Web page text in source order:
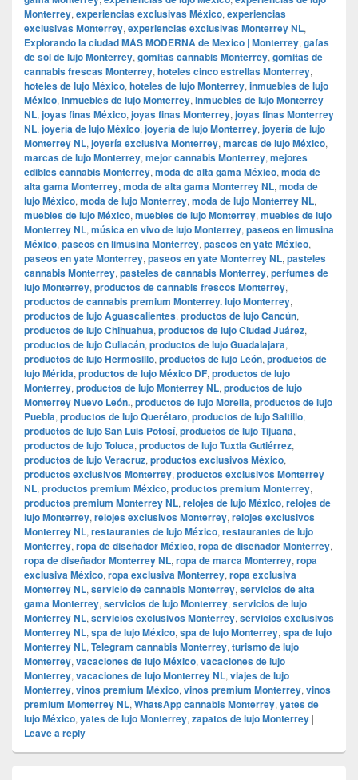
Monterrey, experiencias exclusivas México, experiencias
exclusivas Monterrey, experiencias exclusivas Monterrey NL,
Explorando la ciudad MÁS MODERNA de Mexico | Monterrey, gafas
de sol de lujo Monterrey, gomitas cannabis Monterrey, gomitas de
cannabis frescas Monterrey, hoteles cinco estrellas Monterrey,
hoteles de lujo México, hoteles de lujo Monterrey, inmuebles de lujo
México, inmuebles de lujo Monterrey, inmuebles de lujo Monterrey
NL, joyas finas México, joyas finas Monterrey, joyas finas Monterrey
NL, joyería de lujo México, joyería de lujo Monterrey, joyería de lujo
Monterrey NL, joyería exclusiva Monterrey, marcas de lujo México,
marcas de lujo Monterrey, mejor cannabis Monterrey, mejores
edibles cannabis Monterrey, moda de alta gama México, moda de
alta gama Monterrey, moda de alta gama Monterrey NL, moda de
lujo México, moda de lujo Monterrey, moda de lujo Monterrey NL,
muebles de lujo México, muebles de lujo Monterrey, muebles de lujo
Monterrey NL, música en vivo de lujo Monterrey, paseos en limusina
México, paseos en limusina Monterrey, paseos en yate México,
paseos en yate Monterrey, paseos en yate Monterrey NL, pasteles
cannabis Monterrey, pasteles de cannabis Monterrey, perfumes de
lujo Monterrey, productos de cannabis frescos Monterrey,
productos de cannabis premium Monterrey. lujo Monterrey,
productos de lujo Aguascalientes, productos de lujo Cancún,
productos de lujo Chihuahua, productos de lujo Ciudad Juárez,
productos de lujo Culiacán, productos de lujo Guadalajara,
productos de lujo Hermosillo, productos de lujo León, productos de
lujo Mérida, productos de lujo México DF, productos de lujo
Monterrey, productos de lujo Monterrey NL, productos de lujo
Monterrey Nuevo León., productos de lujo Morelia, productos de lujo
Puebla, productos de lujo Querétaro, productos de lujo Saltillo,
productos de lujo San Luis Potosí, productos de lujo Tijuana,
productos de lujo Toluca, productos de lujo Tuxtla Gutiérrez,
productos de lujo Veracruz, productos exclusivos México,
productos exclusivos Monterrey, productos exclusivos Monterrey
NL, productos premium México, productos premium Monterrey,
productos premium Monterrey NL, relojes de lujo México, relojes de
lujo Monterrey, relojes exclusivos Monterrey, relojes exclusivos
Monterrey NL, restaurantes de lujo México, restaurantes de lujo
Monterrey, ropa de diseñador México, ropa de diseñador Monterrey,
ropa de diseñador Monterrey NL, ropa de marca Monterrey, ropa
exclusiva México, ropa exclusiva Monterrey, ropa exclusiva
Monterrey NL, servicio de cannabis Monterrey, servicios de alta
gama Monterrey, servicios de lujo Monterrey, servicios de lujo
Monterrey NL, servicios exclusivos Monterrey, servicios exclusivos
Monterrey NL, spa de lujo México, spa de lujo Monterrey, spa de lujo
Monterrey NL, Telegram cannabis Monterrey, turismo de lujo
Monterrey, vacaciones de lujo México, vacaciones de lujo
Monterrey, vacaciones de lujo Monterrey NL, viajes de lujo
Monterrey, vinos premium México, vinos premium Monterrey, vinos
premium Monterrey NL, WhatsApp cannabis Monterrey, yates de
lujo México, yates de lujo Monterrey, zapatos de lujo Monterrey |
Leave a reply